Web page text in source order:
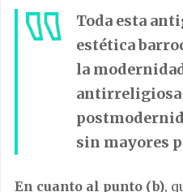
Toda esta
estética
la
antirreligiosa
sin mayores
En cuanto al punto (b),